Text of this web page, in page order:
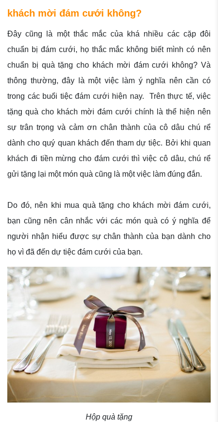
khách mời đám cưới không?
Đây cũng là một thắc mắc của khá nhiều các cặp đôi
chuẩn bị đám cưới, họ thắc mắc không biết mình có nên
chuẩn bị quà tặng cho khách mời đám cưới không? Và
thông thường, đây là một việc làm ý nghĩa nên cần có
trong các buổi tiệc đám cưới hiện nay. Trên thực tế, việc
tặng quà cho khách mời đám cưới chính là thể hiện nên
sự trân trọng và cảm ơn chân thành của cô dâu chú rể
dành cho quý quan khách đến tham dự tiệc. Bởi khi quan
khách đi tiền mừng cho đám cưới thì việc cô dâu, chú rể
gửi tặng lại một món quà cũng là một việc làm đúng đắn.
Do đó, nên khi mua quà tặng cho khách mời đám cưới,
bạn cũng nên cân nhắc với các món quà có ý nghĩa để
người nhận hiểu được sự chân thành của bạn dành cho
họ vì đã đến dự tiệc đám cưới của bạn.
Hộp quà tặng